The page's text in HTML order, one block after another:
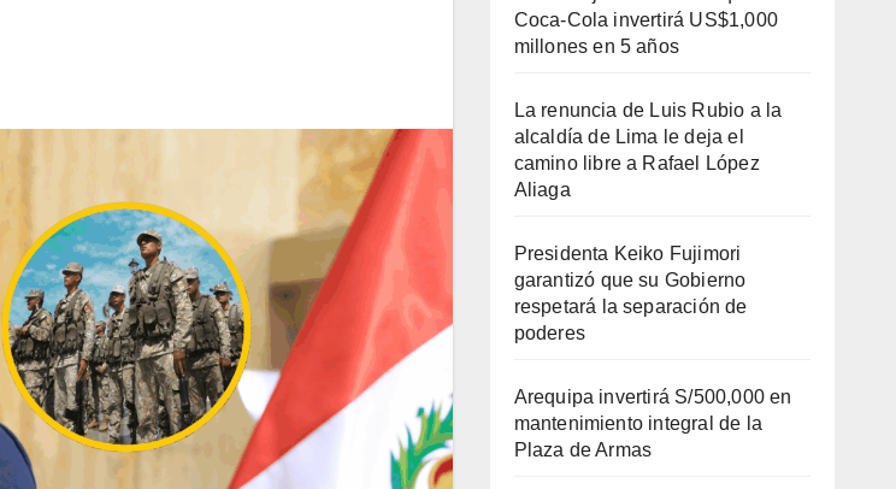
Coca-Cola invertirá US$1,000
millones en 5 años
La renuncia de Luis Rubio a la
alcaldía de Lima le deja el
camino libre a Rafael López
Aliaga
Presidenta Keiko Fujimori
garantizó que su Gobierno
respetará la separación de
poderes
Arequipa invertirá S/500,000 en
mantenimiento integral de la
Plaza de Armas